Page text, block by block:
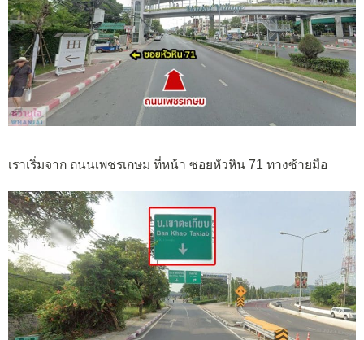
เราเริ่มจาก ถนนเพชรเกษม ที่หน้า ซอยหัวหิน 71 ทางซ้ายมือ